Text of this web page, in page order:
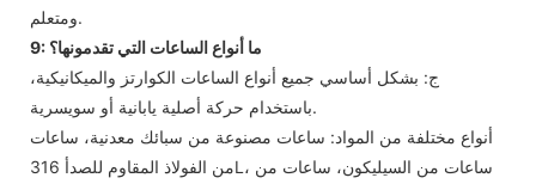
ومتعلم.
9: ما أنواع الساعات التي تقدمونها؟
ج: بشكل أساسي جميع أنواع الساعات الكوارتز والميكانيكية،
باستخدام حركة أصلية يابانية أو سويسرية.
أنواع مختلفة من المواد: ساعات مصنوعة من سبائك معدنية، ساعات
من الفولاذ المقاوم للصدأ 316L، ساعات من السيليكون، ساعات من